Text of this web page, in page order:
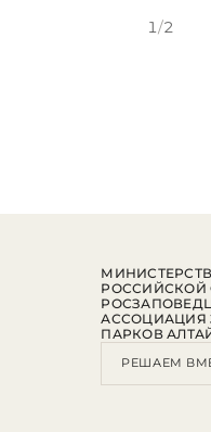
1/2
РОССИЙСКОЙ
АССОЦИАЦИЯ
ПАРКОВ
РЕШАЕМ